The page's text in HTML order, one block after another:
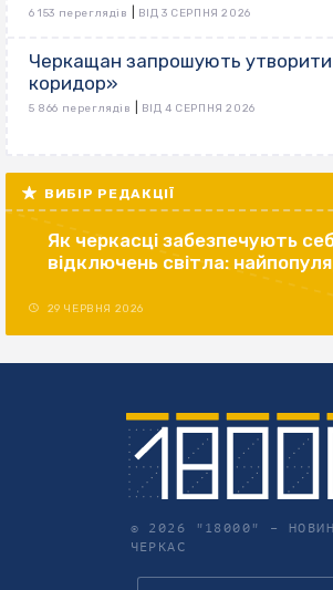
6 153 переглядів ВІД 3 СЕРПНЯ 2026
Черкащан запрошують
коридор»
5 866 переглядів ВІД 4 СЕРПНЯ 2026
ВИБІР РЕДАКЦІЇ
Як черкасці забезпечують
відключень світла:
29 ЧЕРВНЯ 2026
© 2026 "18000" –
ЧЕРКАС